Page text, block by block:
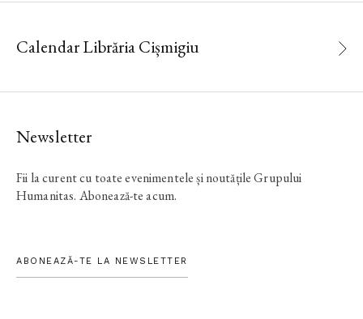
Calendar Librăria Cișmigiu
Newsletter
Fii la curent cu toate evenimentele și noutățile Grupului
Humanitas. Abonează-te acum.
ABONEAZĂ-TE LA NEWSLETTER